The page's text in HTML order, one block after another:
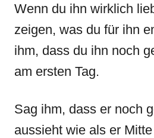
Wenn du ihn wirklich
zeigen, was du für ihn
ihm, dass du ihn noch
am ersten Tag.
Sag ihm, dass er noch
aussieht wie als er